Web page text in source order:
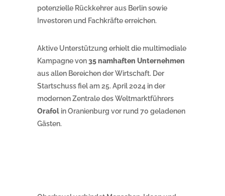
potenzielle Rückkehrer aus Berlin sowie
Investoren und Fachkräfte erreichen.
Aktive Unterstützung erhielt die multimediale
Kampagne von35 namhaften Unternehmen
aus allen Bereichen der Wirtschaft. Der
Startschuss fiel am 25. April 2024 in der
modernen Zentrale des Weltmarktführers
Orafol in Oranienburg vor rund 70 geladenen
Gästen.